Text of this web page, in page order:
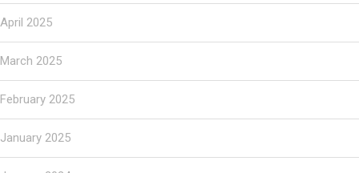
April 2025
March 2025
February 2025
January 2025